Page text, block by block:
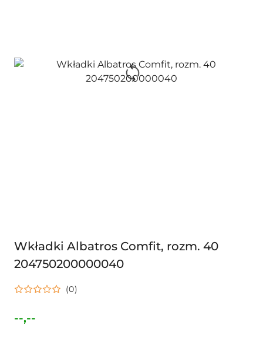
Wkładki Albatros Comfit, rozm. 40
204750200000040
(0)
Cena:
--,--